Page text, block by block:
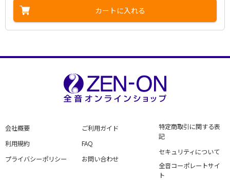
カートに入れる
会社概要
利用規約
プライバシーポリシー
ご利用ガイド
FAQ
お問い合わせ
特定商取引に関する表
記
セキュリティについて
全音コーポレートサイ
ト